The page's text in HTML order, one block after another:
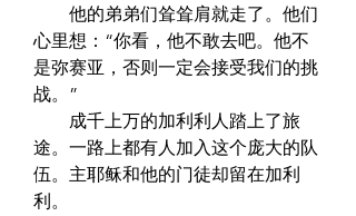
他的弟弟们耸耸肩就走了。他们
心里想：“你看，他不敢去吧。他不
是弥赛亚，否则一定会接受我们的挑
战。”
成千上万的加利利人踏上了旅
途。一路上都有人加入这个庞大的队
伍。主耶稣和他的门徒却留在加利
利。